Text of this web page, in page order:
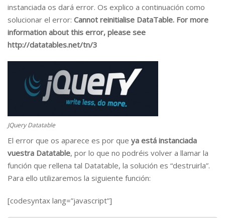
instanciada os dará error. Os explico a continuación como
solucionar el error: Cannot reinitialise DataTable. For more
information about this error, please see
http://datatables.net/tn/3
JQuery Datatable
El error que os aparece es por que ya está instanciada
vuestra Datatable, por lo que no podréis volver a llamar la
función que rellena tal Datatable, la solución es “destruirla”.
Para ello utilizaremos la siguiente función:
[codesyntax lang=”javascript”]